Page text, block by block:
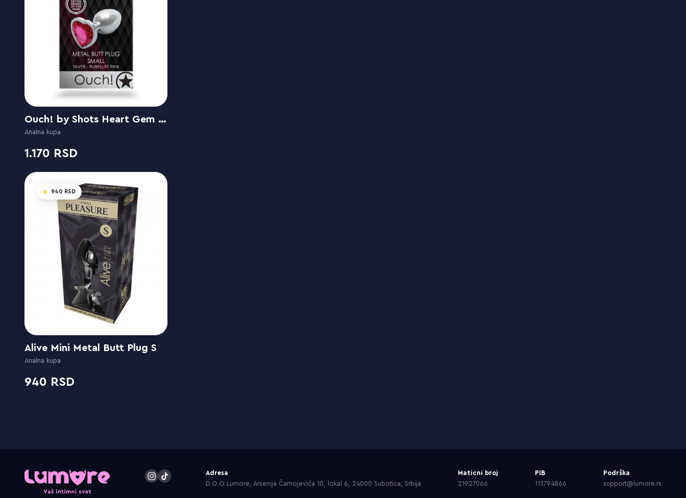
Ouch! by Shots Heart Gem Rubellite Pink
Analna kupa
1.170
940
Alive Mini Metal Butt Plug S
Analna kupa
940
Adresa
D.O.O Lumore, Arsenija Čarnojevića 10, lokal 6, 24000 Subotica, Srbija
Maticni broj
21927066
PIB
113794866
Podrška
support@lumore.rs